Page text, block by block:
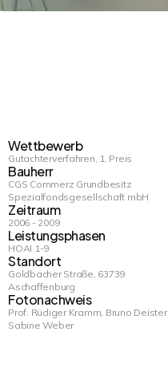
Wettbewerb
Gutachterverfahren, 1. Preis
Bauherr
CGS Commerz Grundbesitz
Spezialfondsgesellschaft mbH
Zeitraum
2006 - 2009
Leistungsphasen
HOAI 1-9
Standort
Goldbacher Straße, 63739
Aschaffenburg
Fotonachweis
Prof. Rüdiger Kramm, Bruno Deister
Sabine Weber